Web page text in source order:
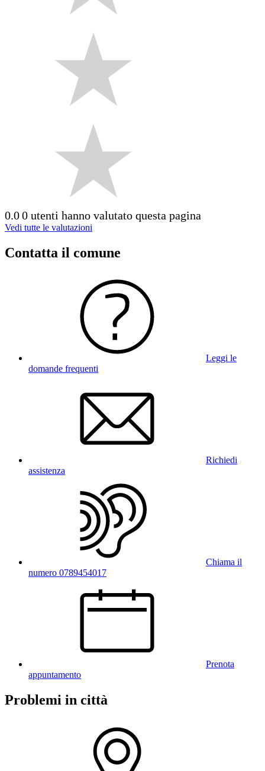
0.00 utenti hanno valutato questa pagina
Vedi tutte le valutazioni
Contatta il comune
Leggi le
domande frequenti
Richiedi
assistenza
Chiama il
numero 0789454017
Prenota
appuntamento
Problemi in città